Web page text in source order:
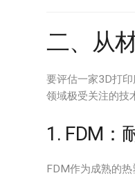
二、从
要评估一家3D打
领域极受关注的技
1. FDM：
FDM作为成熟的